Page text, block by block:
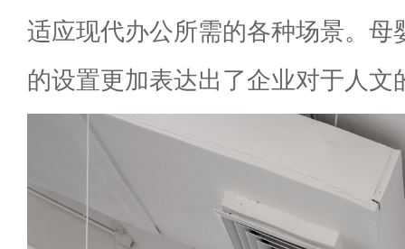
适应现代办公所需的各种场景。母
的设置更加表达出了企业对于人文